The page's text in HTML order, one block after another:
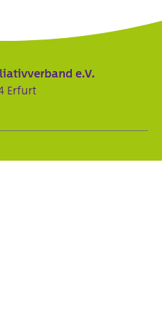
e.V.
Erfurt